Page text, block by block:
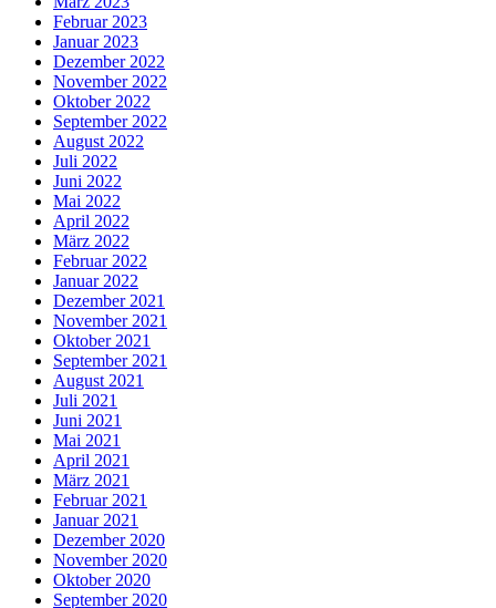
Februar 2023
Januar 2023
Dezember 2022
November 2022
Oktober 2022
September 2022
August 2022
Juli 2022
Juni 2022
Mai 2022
April 2022
März 2022
Februar 2022
Januar 2022
Dezember 2021
November 2021
Oktober 2021
September 2021
August 2021
Juli 2021
Juni 2021
Mai 2021
April 2021
März 2021
Februar 2021
Januar 2021
Dezember 2020
November 2020
Oktober 2020
September 2020